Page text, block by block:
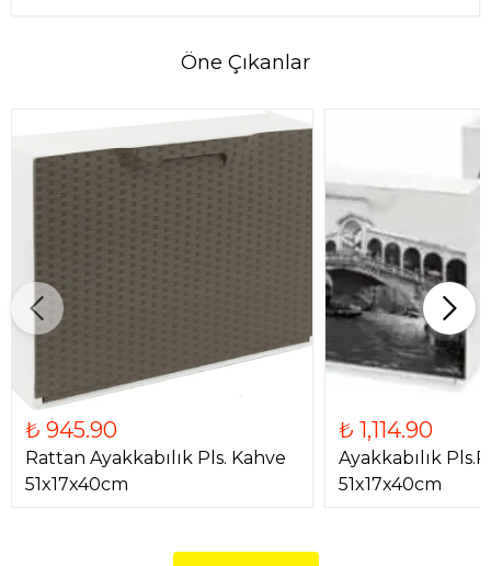
Öne Çıkanlar
₺ 945.90
Rattan Ayakkabılık Pls. Kahve
51x17x40cm
₺ 1,114.90
Ayakkabılık
51x17x40cm